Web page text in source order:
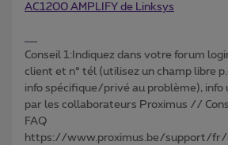
AC1200 AMPLIFY de Linksys
Conseil 1:Indiquez dans votre forum
client et n° tél (utilisez un champ libre
info spécifique/privé au problème), info
par les collaborateurs Proximus //
FAQ
https://www.proximus.be/support/